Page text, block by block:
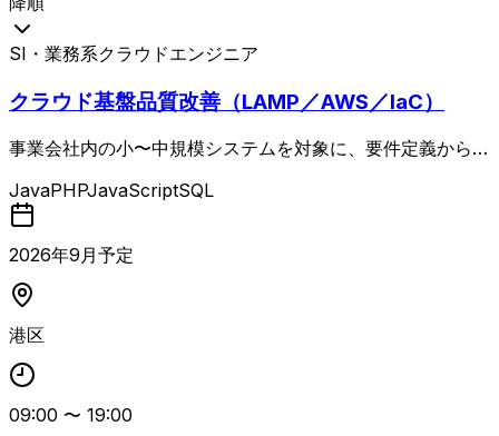
SI・業務系クラウドエンジニア
クラウド基盤品質改善（LAMP／AWS／IaC）
事業会社内の小〜中規模システムを対象に、要件定義から設
ア案件。 LAMP系WebサービスおよびAWSを中心としたイ
ンフラ基盤に対し、非機能要件定義、テストケースの作成・
実施、障害対応などを通じて安定運用を支えていただきま
装方針の検討やコードレビュー、エンジニアの技術的リード
円滑にコミュニケーションを取れる方、チームプレーを重視
できる方に適した環境です。
JavaPHPJavaScriptSQL
2026年9月予定
港区
09:00 〜 19:00